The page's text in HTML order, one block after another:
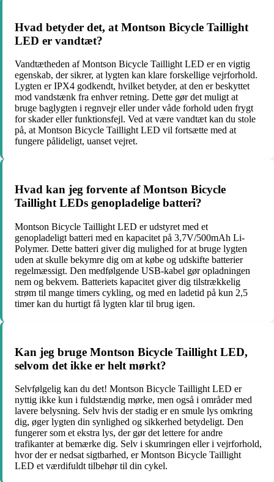
Hvad betyder det, at Montson Bicycle Taillight
LED er vandtæt?
Vandtætheden af Montson Bicycle Taillight LED er en vigtig
egenskab, der sikrer, at lygten kan klare forskellige vejrforhold.
Lygten er IPX4 godkendt, hvilket betyder, at den er beskyttet
mod vandstænk fra enhver retning. Dette gør det muligt at
bruge baglygten i regnvejr eller under våde forhold uden frygt
for skader eller funktionsfejl. Ved at være vandtæt kan du stole
på, at Montson Bicycle Taillight LED vil fortsætte med at
fungere pålideligt, uanset vejret.
Hvad kan jeg forvente af Montson Bicycle
Taillight LEDs genopladelige batteri?
Montson Bicycle Taillight LED er udstyret med et
genopladeligt batteri med en kapacitet på 3,7V/500mAh Li-
Polymer. Dette batteri giver dig mulighed for at bruge lygten
uden at skulle bekymre dig om at købe og udskifte batterier
regelmæssigt. Den medfølgende USB-kabel gør opladningen
nem og bekvem. Batteriets kapacitet giver dig tilstrækkelig
strøm til mange timers cykling, og med en ladetid på kun 2,5
timer kan du hurtigt få lygten klar til brug igen.
Kan jeg bruge Montson Bicycle Taillight LED,
selvom det ikke er helt mørkt?
Selvfølgelig kan du det! Montson Bicycle Taillight LED er
nyttig ikke kun i fuldstændig mørke, men også i områder med
lavere belysning. Selv hvis der stadig er en smule lys omkring
dig, øger lygten din synlighed og sikkerhed betydeligt. Den
fungerer som et ekstra lys, der gør det lettere for andre
trafikanter at bemærke dig. Selv i skumringen eller i vejrforhold,
hvor der er nedsat sigtbarhed, er Montson Bicycle Taillight
LED et værdifuldt tilbehør til din cykel.